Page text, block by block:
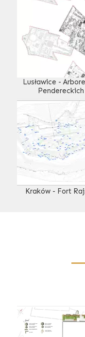
Lusławice -
Pendereckich
Kraków - Fort